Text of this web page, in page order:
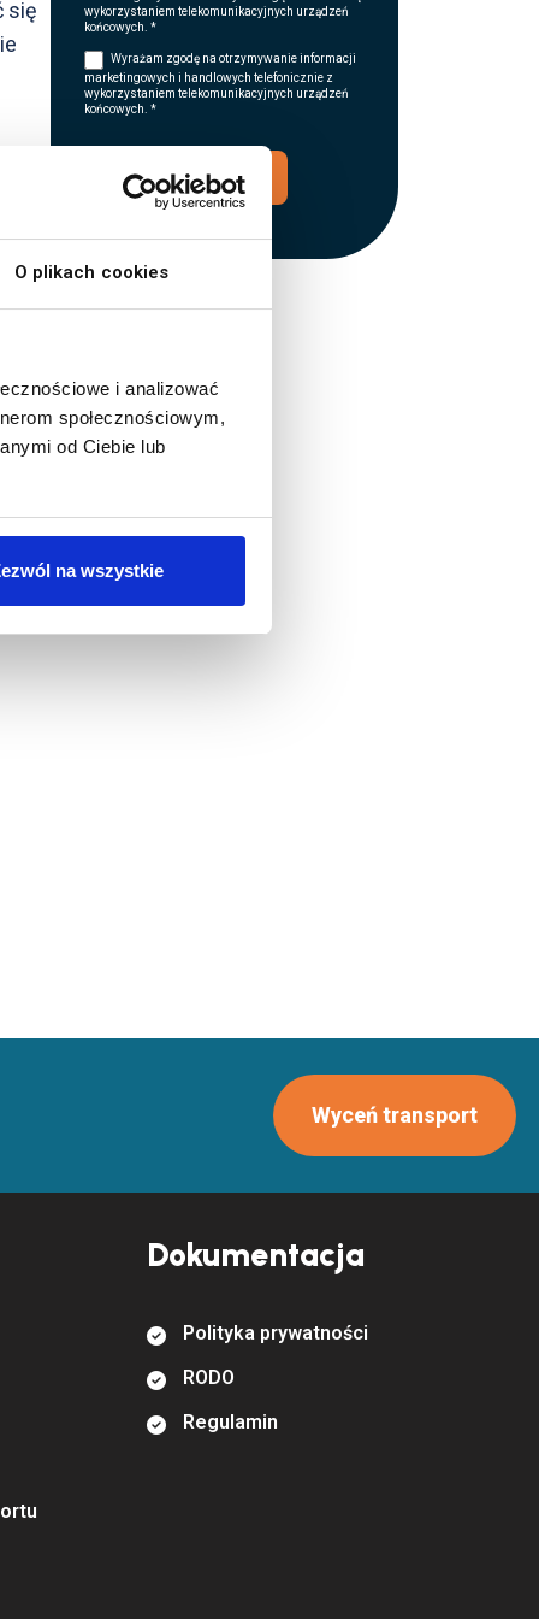
O plikach cookies
i analizować
społecznościowym,
od Ciebie lub
na wszystkie
wykorzystaniem telekomunikacyjnych urządzeń
końcowych. *
Wyrażam zgodę na otrzymywanie informacji
marketingowych i handlowych telefonicznie z
wykorzystaniem telekomunikacyjnych urządzeń
końcowych. *
WYŚLIJ
się
Wyceń transport
ortu
Dokumentacja
Polityka prywatności
RODO
Regulamin